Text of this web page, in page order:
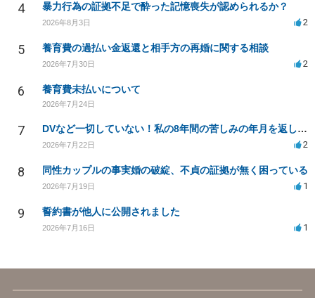
4 暴力行為の証拠不足で酔った記憶喪失が認められるか？
2026年8月3日 2
5 養育費の過払い金返還と相手方の再婚に関する相談
2026年7月30日 2
6 養育費未払いについて
2026年7月24日
7 DVなど一切していない！私の8年間の苦しみの年月を返して！
2026年7月22日 2
8 同性カップルの事実婚の破綻、不貞の証拠が無く困っている
2026年7月19日 1
9 誓約書が他人に公開されました
2026年7月16日 1